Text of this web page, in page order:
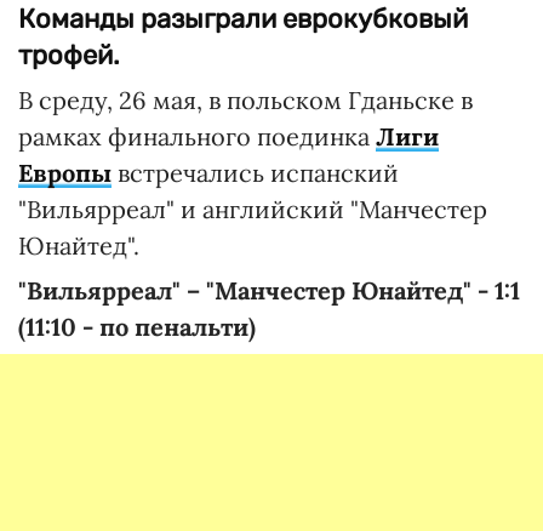
Команды разыграли еврокубковый
трофей.
В среду, 26 мая, в польском Гданьске в
рамках финального поединка Лиги
Европы встречались испанский
"Вильярреал" и английский "Манчестер
Юнайтед".
"Вильярреал" – "Манчестер Юнайтед" - 1:1
(11:10 - по пенальти)